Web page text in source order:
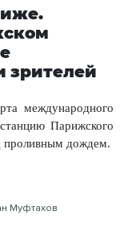
зрителей
международного
Парижского
проливным дождем.
Муфтахов